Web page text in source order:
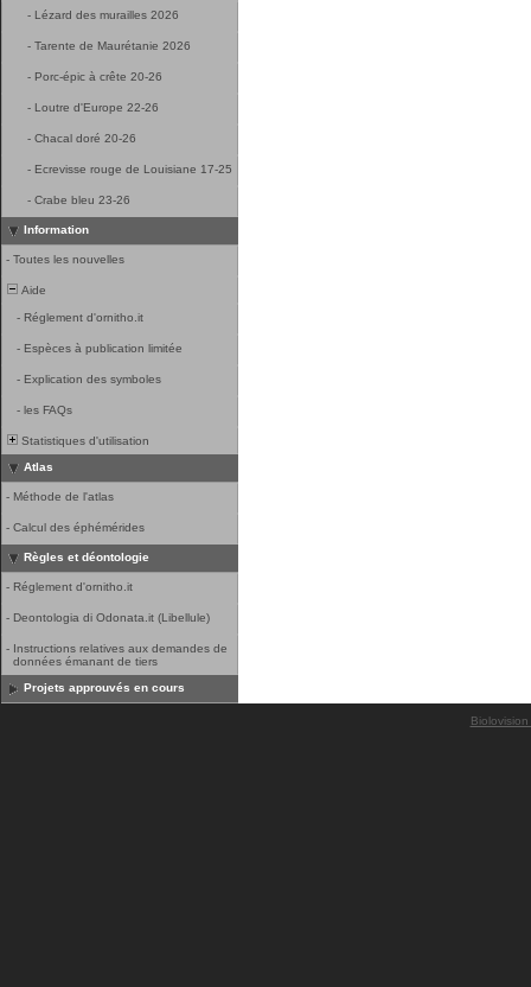
- Lézard des murailles 2026
- Tarente de Maurétanie 2026
- Porc-épic à crête 20-26
- Loutre d'Europe 22-26
- Chacal doré 20-26
- Ecrevisse rouge de Louisiane 17-25
- Crabe bleu 23-26
Information
- Toutes les nouvelles
Aide
- Réglement d'ornitho.it
- Espèces à publication limitée
- Explication des symboles
- les FAQs
Statistiques d'utilisation
Atlas
- Méthode de l'atlas
- Calcul des éphémérides
Règles et déontologie
- Réglement d'ornitho.it
- Deontologia di Odonata.it (Libellule)
- Instructions relatives aux demandes de
données émanant de tiers
Projets approuvés en cours
Biolovision